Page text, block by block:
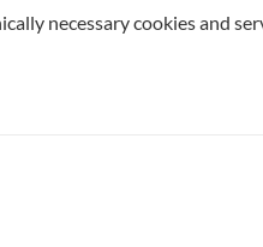
necessary cookies and